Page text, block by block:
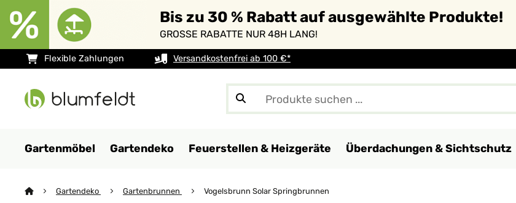
Bis zu 30 % Rabatt auf ausgewählte Produkte!
GROSSE RABATTE NUR 48H LANG!
Flexible Zahlungen Versandkostenfrei ab 100 €*
Gartenmöbel Gartendeko Feuerstellen & Heizgeräte Überdachungen & Sichtschutz
Gartendeko Gartenbrunnen Vogelsbrunn Solar Springbrunnen